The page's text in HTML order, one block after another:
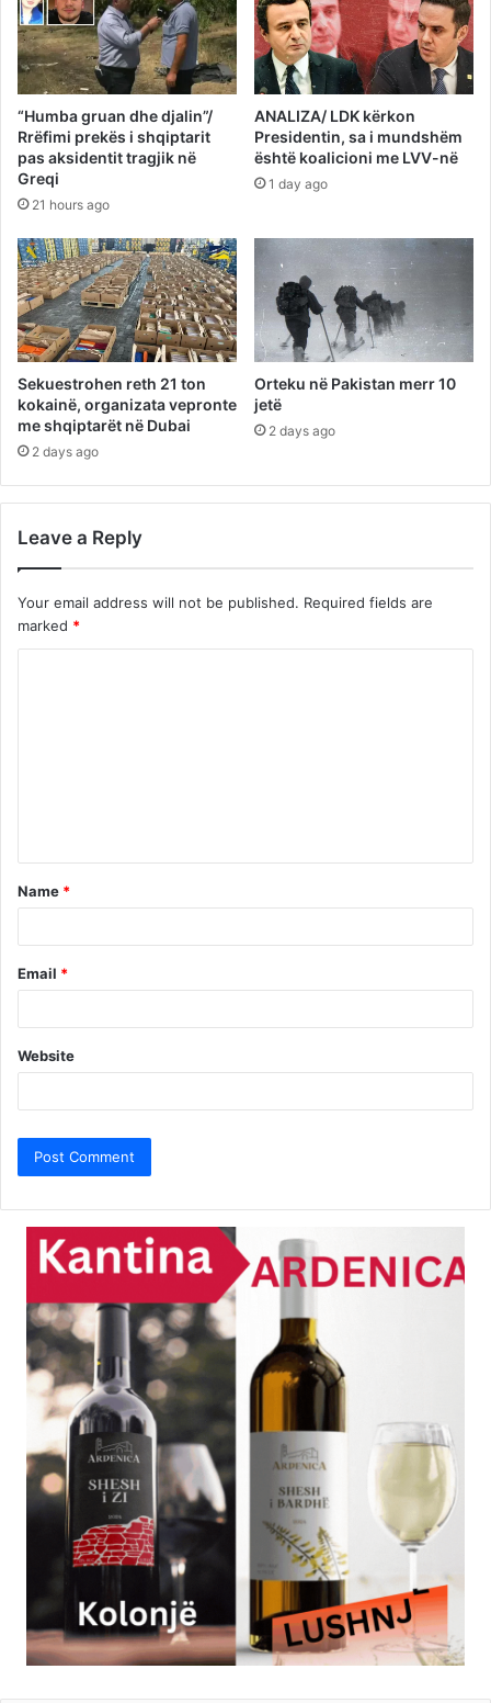
“Humba gruan dhe djalin”/
Rrëfimi prekës i shqiptarit
pas aksidentit tragjik në
Greqi
21 hours ago
ANALIZA/ LDK kërkon
Presidentin, sa i mundshëm
është koalicioni me LVV-në
1 day ago
Sekuestrohen reth 21 ton
kokainë, organizata vepronte
me shqiptarët në Dubai
2 days ago
Orteku në Pakistan merr 10
jetë
2 days ago
Leave a Reply
Your email address will not be published. Required fields are
marked *
t
*
Name *
Email *
Website